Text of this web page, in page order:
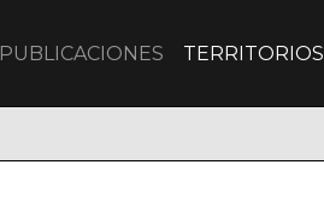
PUBLICACIONES TERRITORIOS